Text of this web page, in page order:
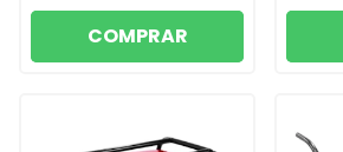
COMPRAR